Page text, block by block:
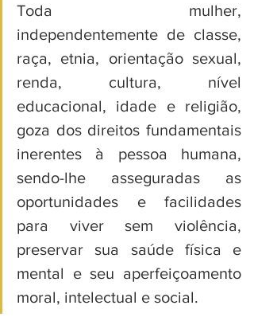
Toda mulher,
independentemente de classe,
raça, etnia, orientação sexual,
renda, cultura, nível
educacional, idade e religião,
goza dos direitos fundamentais
inerentes à pessoa humana,
sendo-lhe asseguradas as
oportunidades e facilidades
para viver sem violência,
preservar sua saúde física e
mental e seu aperfeiçoamento
moral, intelectual e social.